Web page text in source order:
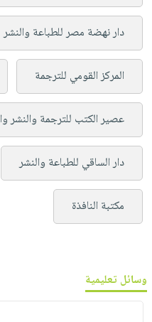
دار نهضة مصر للطباعة والنشر
المركز القومي للترجمة
عصير الكتب للترجمة والنشر
دار الساقي للطباعة والنشر
مكتبة النافذة
وسائل تعليمية